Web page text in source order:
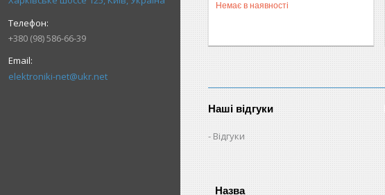
+380 (98) 586-66-39
elektroniki-net@ukr.net
Немає в наявності
Наші відгуки
Відгуки